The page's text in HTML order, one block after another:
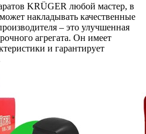
KRÜGER любой мастер, в
накладывать качественные
– это улучшенная
агрегата. Он имеет
и гарантирует